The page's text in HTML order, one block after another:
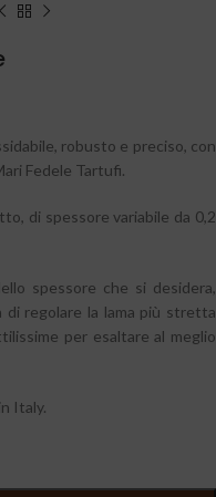
robusto e preciso, con
Fedele Tartufi.
di spessore variabile da 0,2
spessore che si desidera,
regolare la lama più stretta
per esaltare al meglio
Italy.